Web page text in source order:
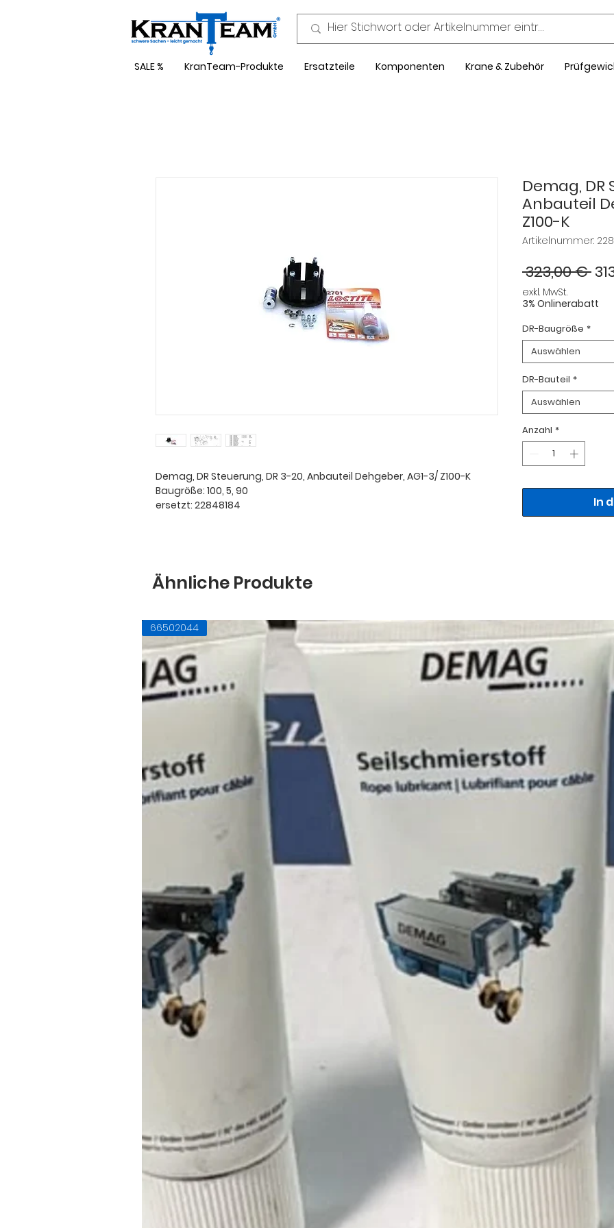
SALE % KranTeam-Produkte Ersatzteile Komponenten Krane & Zubehör
Demag, DR Steuerung, DR 3-20, Anbauteil Dehgeber, AG1-3/ Z100-K
Baugröße: 100, 5, 90
ersetzt: 22848184
Demag, DR
Anbauteil
Z100-K
Artikelnummer:
323,00 €
exkl. MwSt.
3% Onlinerabatt
DR-Baugröße *
Auswählen
DR-Bauteil *
Auswählen
Anzahl *
In
Ähnliche Produkte
66502044